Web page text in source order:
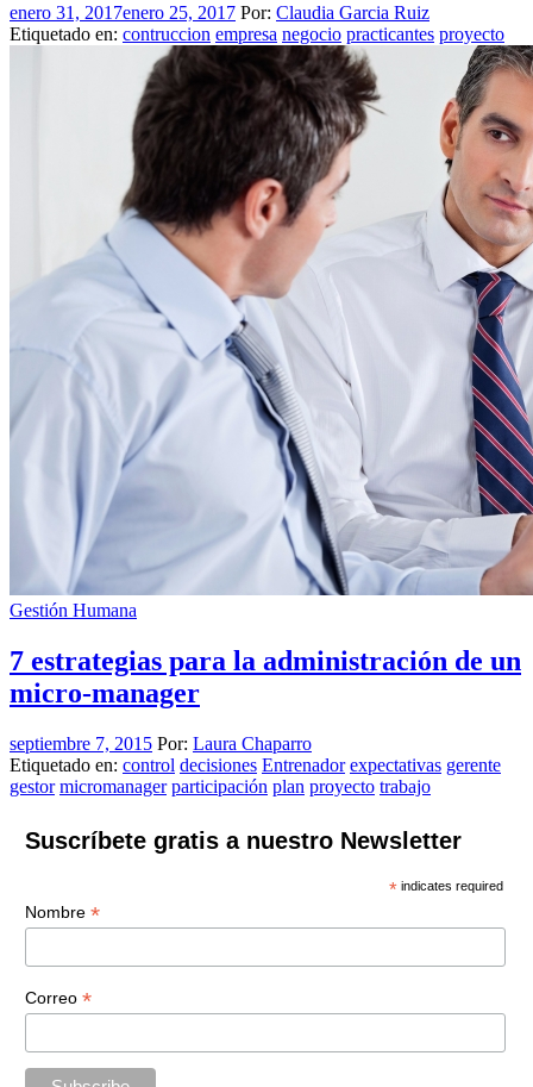
enero 31, 2017enero 25, 2017 Por: Claudia Garcia Ruiz
Etiquetado en: contruccion empresa negocio practicantes proyecto
Gestión Humana
7 estrategias para la administración de un
micro-manager
septiembre 7, 2015 Por: Laura Chaparro
Etiquetado en: control decisiones Entrenador expectativas gerente
gestor micromanager participación plan proyecto trabajo
Suscríbete gratis a nuestro Newsletter
* indicates required
Nombre *
Correo *